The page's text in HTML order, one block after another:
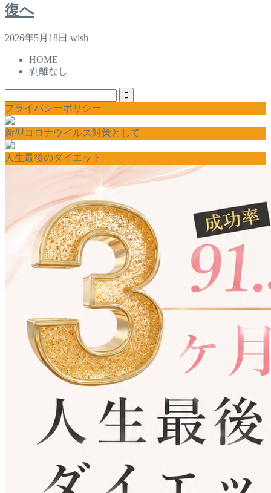
復へ
2026年5月18日 wish
HOME
剥離なし
プライバシーポリシー
新型コロナウイルス対策として
人生最後のダイエット